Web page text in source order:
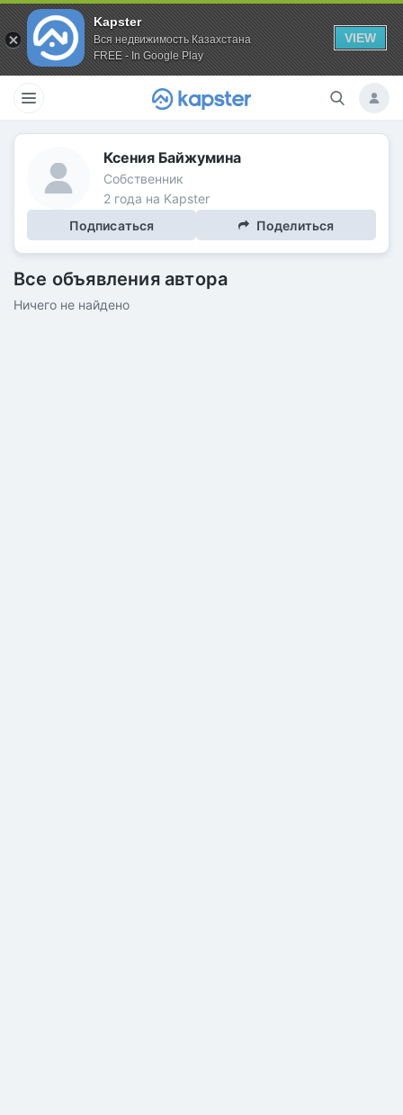
Kapster
Вся недвижимость Казахстана
FREE - In Google Play
VIEW
Ксения Байжумина
Собственник
2 года на Kapster
Подписаться
Поделиться
Все объявления автора
Ничего не найдено